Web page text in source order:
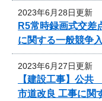
2023年6月28日更新
R5常時録画式交差
に関する一般競争
2023年6月27日更新
【建設工事】公
市道改良 工事に関